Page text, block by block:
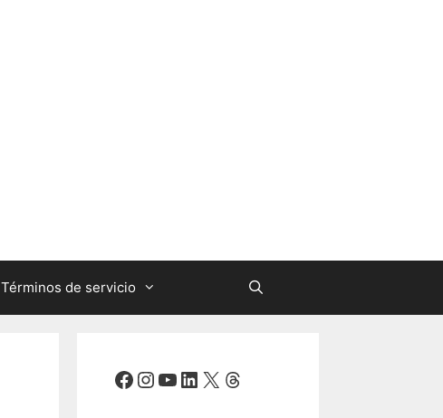
Términos de servicio
Facebook
Instagram
YouTube
LinkedIn
X Threads